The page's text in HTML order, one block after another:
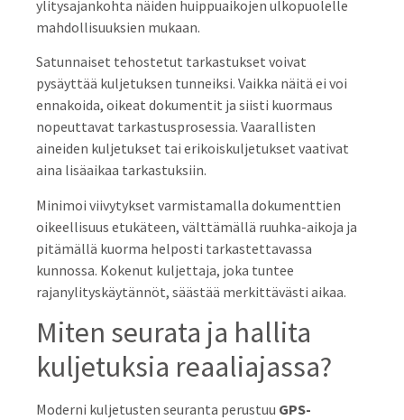
ylitysajankohta näiden huippuaikojen ulkopuolelle
mahdollisuuksien mukaan.
Satunnaiset tehostetut tarkastukset voivat
pysäyttää kuljetuksen tunneiksi. Vaikka näitä ei voi
ennakoida, oikeat dokumentit ja siisti kuormaus
nopeuttavat tarkastusprosessia. Vaarallisten
aineiden kuljetukset tai erikoiskuljetukset vaativat
aina lisäaikaa tarkastuksiin.
Minimoi viivytykset varmistamalla dokumenttien
oikeellisuus etukäteen, välttämällä ruuhka-aikoja ja
pitämällä kuorma helposti tarkastettavassa
kunnossa. Kokenut kuljettaja, joka tuntee
rajanylityskäytännöt, säästää merkittävästi aikaa.
Miten seurata ja hallita
kuljetuksia reaaliajassa?
Moderni kuljetusten seuranta perustuu GPS-